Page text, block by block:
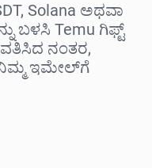
Solana ಅಥವಾ
ಬಳಸಿ Temu ಗಿಫ್ಟ್
ನಂತರ,
ಇಮೇಲ್‌ಗೆ